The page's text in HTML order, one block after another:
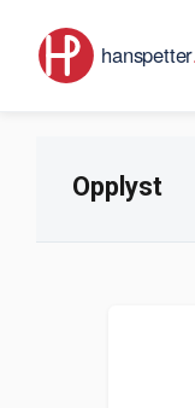
Opplyst